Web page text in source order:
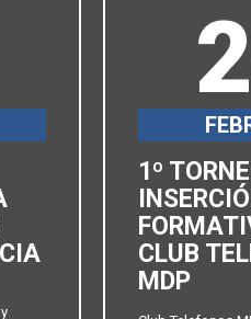
1º
CLUB
MDP